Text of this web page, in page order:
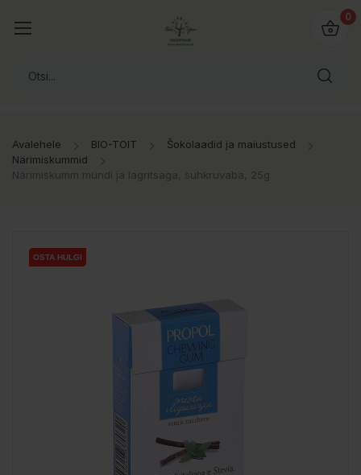
0
Avalehele BIO-TOIT
Šokolaadid ja maiustused
Närimiskummid
Närimiskumm mündi ja lagritsaga, suhkruvaba, 25g
OSTA HULGI
OSTA HULGI
OSTA HULGI